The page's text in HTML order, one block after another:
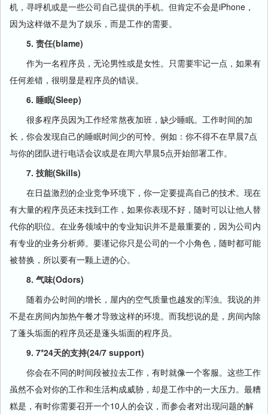
机，寻呼机或是一些公司自己提供的手机。但肯定不会是iPhone，
因为这样做不是为了娱乐，而是工作的需要。
5. 责任(blame)
作为一名程序员，无论男性或是女性。只需要牢记一点，如果有
任何差错，很明显是程序员的错误。
6. 睡眠(Sleep)
很多程序员因为工作经常熬夜加班，缺少睡眠。工作时间的加
长，你会发现自己的睡眠时间少的可怜。例如：你不得不在早晨7点
与你的团队进行电话会议或是在周六早晨5点开始部署工作。
7. 技能(Skills)
在日益激烈的企业竞争环境下，你一定要提高自己的技术。现在
有大量的程序员还未找到工作，如果你表现不好，随时可以让他人替
代你的职位。在业务领域中的专业知识并不是最重要的，因为公司内
有专业的业务分析师。要谨记你只是公司的一个小角色，随时都可能
被替换，所以要有一颗上进的心。
8. 气味(Odors)
随着办公时间的增长，屋内的空气质量也越发的浑浊。我说的并
不是在房间内加热午餐才导致这样的环境。而我想说的是，房间内除
了蓬头垢面的程序员还是蓬头垢面的程序员。
9. 7*24天的支持(24/7 support)
你会在不同的时间段被拉去工作，有时就像一个客服。这些工作
虽然不会对你的工作和生活构成威胁，却是工作中的一大压力。最糟
糕是，有时你需要召开一个10人的会议，而参会者对出现问题的解